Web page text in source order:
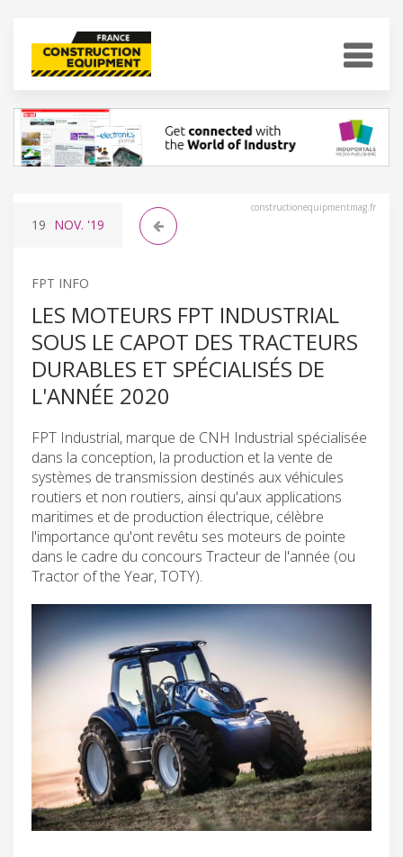
constructionequipmentmag.fr
19 NOV. '19
FPT INFO
LES MOTEURS FPT INDUSTRIAL
SOUS LE CAPOT DES TRACTEURS
DURABLES ET SPÉCIALISÉS DE
L'ANNÉE 2020
FPT Industrial, marque de CNH Industrial spécialisée
dans la conception, la production et la vente de
systèmes de transmission destinés aux véhicules
routiers et non routiers, ainsi qu'aux applications
maritimes et de production électrique, célèbre
l'importance qu'ont revêtu ses moteurs de pointe
dans le cadre du concours Tracteur de l'année (ou
Tractor of the Year, TOTY).